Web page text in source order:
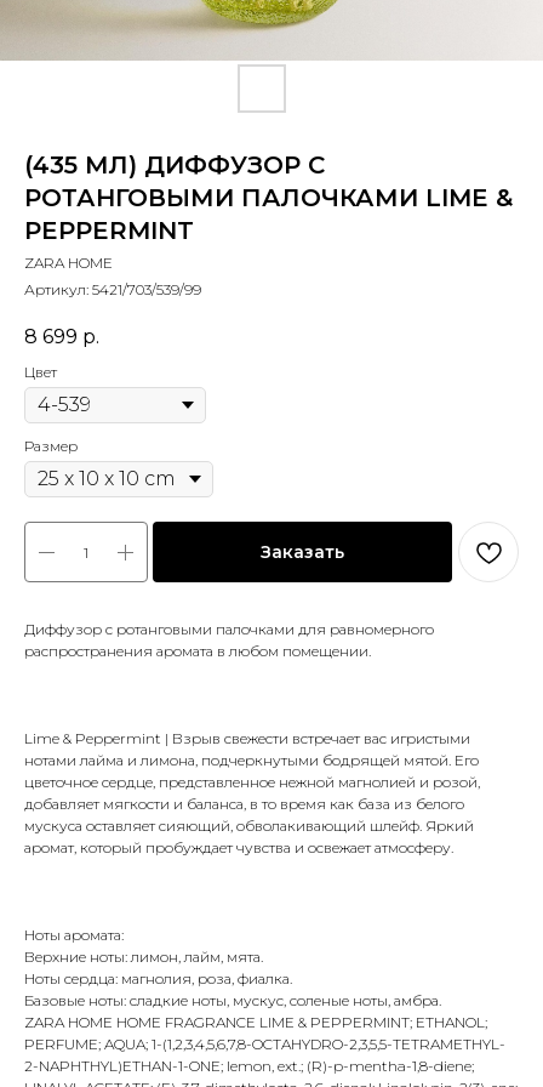
(435 МЛ) ДИФФУЗОР С
РОТАНГОВЫМИ ПАЛОЧКАМИ LIME &
PEPPERMINT
ZARA HOME
Артикул: 5421/703/539/99
8 699 р.
Цвет
Размер
Заказать
Диффузор с ротанговыми палочками для равномерного
распространения аромата в любом помещении.
Lime & Peppermint | Взрыв свежести встречает вас игристыми
нотами лайма и лимона, подчеркнутыми бодрящей мятой. Его
цветочное сердце, представленное нежной магнолией и розой,
добавляет мягкости и баланса, в то время как база из белого
мускуса оставляет сияющий, обволакивающий шлейф. Яркий
аромат, который пробуждает чувства и освежает атмосферу.
Ноты аромата:
Верхние ноты: лимон, лайм, мята.
Ноты сердца: магнолия, роза, фиалка.
Базовые ноты: сладкие ноты, мускус, соленые ноты, амбра.
ZARA HOME HOME FRAGRANCE LIME & PEPPERMINT; ETHANOL;
PERFUME; AQUA; 1-(1,2,3,4,5,6,7,8-OCTAHYDRO-2,3,5,5-TETRAMETHYL-
2-NAPHTHYL)ETHAN-1-ONE; lemon, ext.; (R)-p-mentha-1,8-diene;